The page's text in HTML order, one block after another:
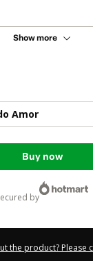
Show more
Amor
Buy now
secured by
the product? Please